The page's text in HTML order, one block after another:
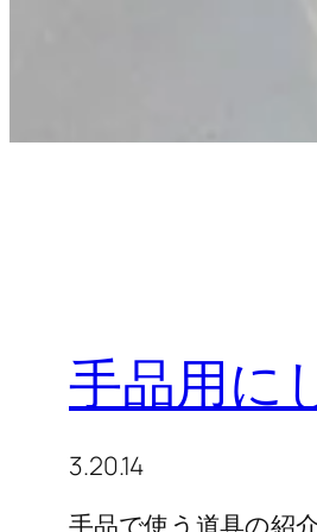
手品用に
3.20.14
手品で使う道具の紹介